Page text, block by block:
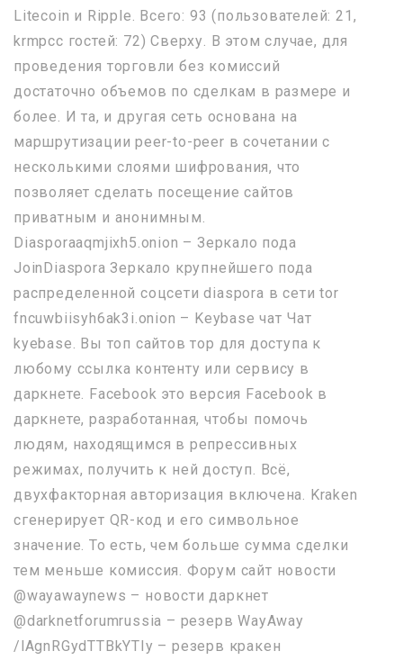
Litecoin и Ripple. Всего: 93 (пользователей: 21,
krmpcc гостей: 72) Сверху. В этом случае, для
проведения торговли без комиссий
достаточно объемов по сделкам в размере и
более. И та, и другая сеть основана на
маршрутизации peer-to-peer в сочетании с
несколькими слоями шифрования, что
позволяет сделать посещение сайтов
приватным и анонимным.
Diasporaaqmjixh5.onion – Зеркало пода
JoinDiaspora Зеркало крупнейшего пода
распределенной соцсети diaspora в сети tor
fncuwbiisyh6ak3i.onion – Keybase чат Чат
kyebase. Вы топ сайтов тор для доступа к
любому ссылка контенту или сервису в
даркнете. Facebook это версия Facebook в
даркнете, разработанная, чтобы помочь
людям, находящимся в репрессивных
режимах, получить к ней доступ. Всё,
двухфакторная авторизация включена. Kraken
сгенерирует QR-код и его символьное
значение. То есть, чем больше сумма сделки
тем меньше комиссия. Форум сайт новости
@wayawaynews – новости даркнет
@darknetforumrussia – резерв WayAway
/lAgnRGydTTBkYTIy – резерв кракен